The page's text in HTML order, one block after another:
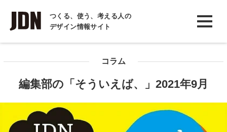
つくる、使う、考える人の
デザイン情報サイト
INTERVIEW
インタビュー
コラム
コラム
編集部の「そういえば、」2021年9月